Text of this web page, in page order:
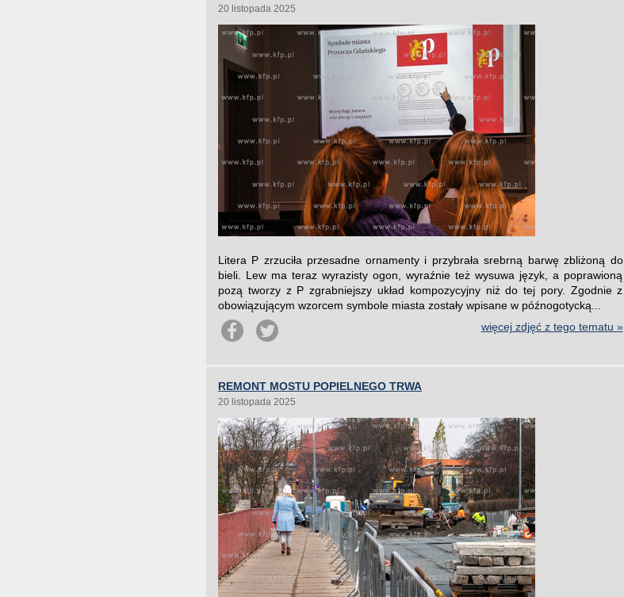
20 listopada 2025
Litera P zrzuciła przesadne ornamenty i przybrała srebrną barwę zbliżoną do
bieli. Lew ma teraz wyrazisty ogon, wyraźnie też wysuwa język, a poprawioną
pozą tworzy z P zgrabniejszy układ kompozycyjny niż do tej pory. Zgodnie z
obowiązującym wzorcem symbole miasta zostały wpisane w późnogotycką...
więcej zdjęć z tego tematu »
REMONT MOSTU POPIELNEGO TRWA
20 listopada 2025